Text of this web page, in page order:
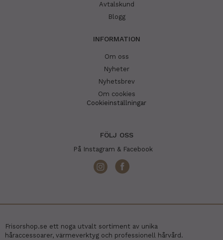
Avtalskund
Blogg
INFORMATION
Om oss
Nyheter
Nyhetsbrev
Om cookies
Cookieinställningar
FÖLJ OSS
På Instagram & Facebook
Frisorshop.se ett noga utvalt sortiment av unika
håraccessoarer, värmeverktyg och professionell hårvård.